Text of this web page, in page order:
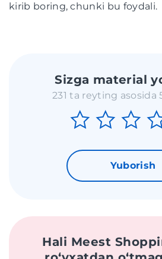
kirib boring, chunki bu foydali.
Sizga material
231 ta reyting asosida
Yuborish
Hali Meest